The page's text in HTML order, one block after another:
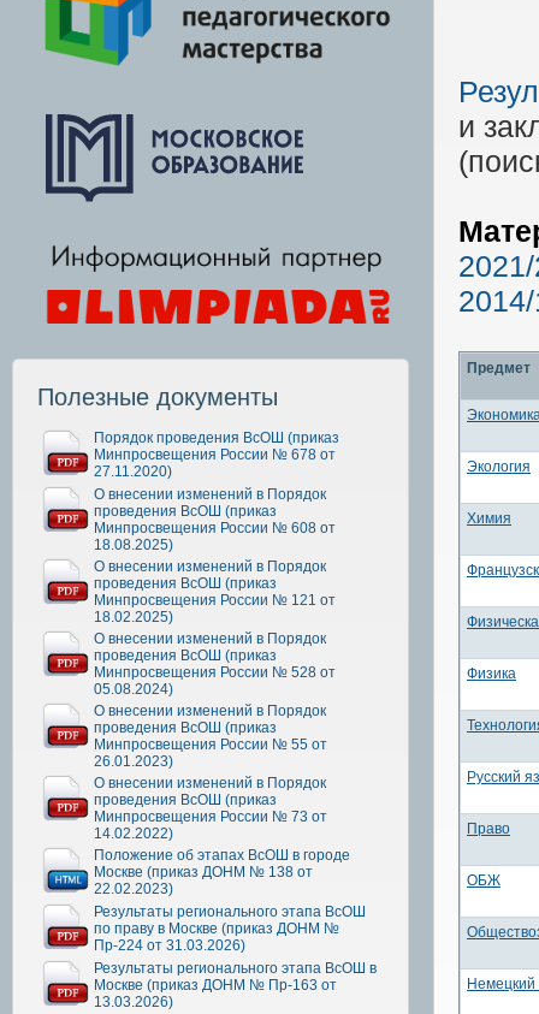
Полезные документы
Порядок проведения ВсОШ (приказ
Минпросвещения России № 678 от
27.11.2020)
О внесении изменений в Порядок
проведения ВсОШ (приказ
Минпросвещения России № 608 от
18.08.2025)
О внесении изменений в Порядок
проведения ВсОШ (приказ
Минпросвещения России № 121 от
18.02.2025)
О внесении изменений в Порядок
проведения ВсОШ (приказ
Минпросвещения России № 528 от
05.08.2024)
О внесении изменений в Порядок
проведения ВсОШ (приказ
Минпросвещения России № 55 от
26.01.2023)
О внесении изменений в Порядок
проведения ВсОШ (приказ
Минпросвещения России № 73 от
14.02.2022)
Положение об этапах ВсОШ в городе
Москве (приказ ДОНМ № 138 от
22.02.2023)
Результаты регионального этапа ВсОШ
по праву в Москве (приказ ДОНМ №
Пр-224 от 31.03.2026)
Результаты регионального этапа ВсОШ в
Москве (приказ ДОНМ № Пр-163 от
13.03.2026)
и
Предмет
Экология
Химия
Физика
Русский
Право
ОБЖ
Немецкий